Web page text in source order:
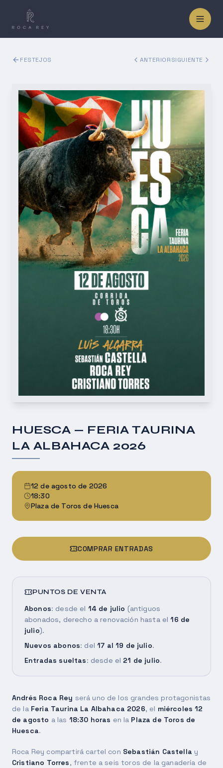
FESTEJOS ANTERIORSIGUIENTE
HUESCA — FERIA TAURINA
LA ALBAHACA 2026
12 de agosto de 2026
18:30
Plaza de Toros de Huesca
COMPRAR ENTRADAS
PUNTOS DE VENTA
Abonos: desde el 14 de julio (antiguos
abonados, derecho a renovación hasta el16 de
julio).
Nuevos abonos: del17 al 19 de julio.
Entradas sueltas: desde el 21 de julio.
Andrés Roca Rey será uno de los grandes protagonistas
de la Feria Taurina La Albahaca 2026, el miércoles 12
de agosto a las 18:30 horas en la Plaza de Toros de
Huesca.
Roca Rey compartirá cartel con Sebastián Castella y
Cristiano Torres, frente a seis toros de la ganadería de